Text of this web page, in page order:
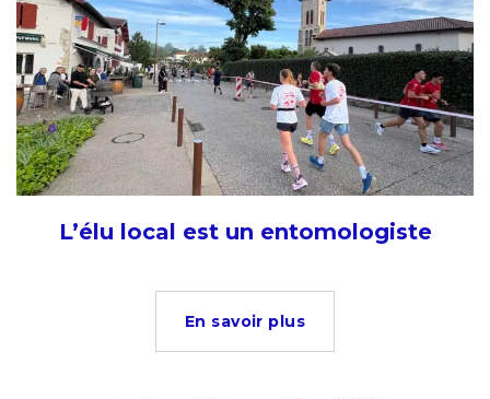
L’élu local est un entomologiste
En savoir plus